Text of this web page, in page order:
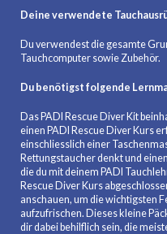
Deine verwendete
Du verwendest die gesamte
Tauchcomputer sowie Zubehör.
Du benötigst folgende
Das PADI Rescue Diver Kit
einen PADI Rescue Diver Kurs
einschliesslich einer
Rettungstaucher denkt und
die du mit deinem PADI
Rescue Diver Kurs
anschauen, um die wichtigsten
aufzufrischen. Dieses kleine
dir dabei behilflich sein, die